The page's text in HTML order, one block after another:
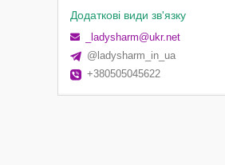
_ladysharm@ukr.net
@ladysharm_in_ua
+380505045622